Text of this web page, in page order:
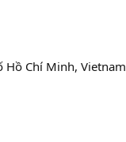
Hồ Chí Minh, Vietnam